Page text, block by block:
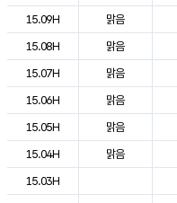
15.09H
맑음
15.08H
맑음
15.07H
맑음
15.06H
맑음
15.05H
맑음
15.04H
맑음
15.03H